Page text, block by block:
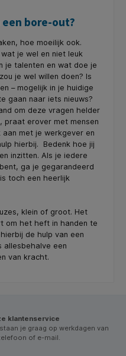
bore-out?
hoe moeilijk ook.
je wel en niet leuk
je talenten en wat doe je
je wel willen doen? Is
– mogelijk in je huidige
gaan naar iets nieuws?
om deze vragen helder
praat erover met mensen
met je werkgever en
hierbij. Bedenk hoe jij
inzitten. Als je iedere
ga je gegarandeerd
toch een heerlijk
klein of groot. Het
om het heft in handen te
de hulp van een
allesbehalve een
van kracht.
klantenservice
je graag op werkdagen van
of e-mail.